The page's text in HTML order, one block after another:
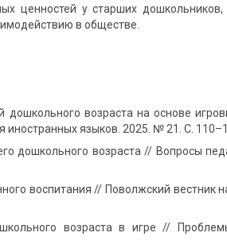
ценностей у старших дошкольников,
в обществе.
возраста на основе
языков. 2025. № 21. С.
дошкольного возраста // Вопросы
воспитания // Поволжский вестник
возраста в игре //